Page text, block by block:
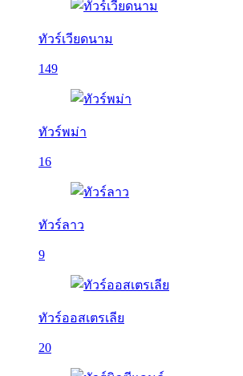
ทัวร์เวียดนาม
149
ทัวร์พม่า
16
ทัวร์ลาว
9
ทัวร์ออสเตรเลีย
20